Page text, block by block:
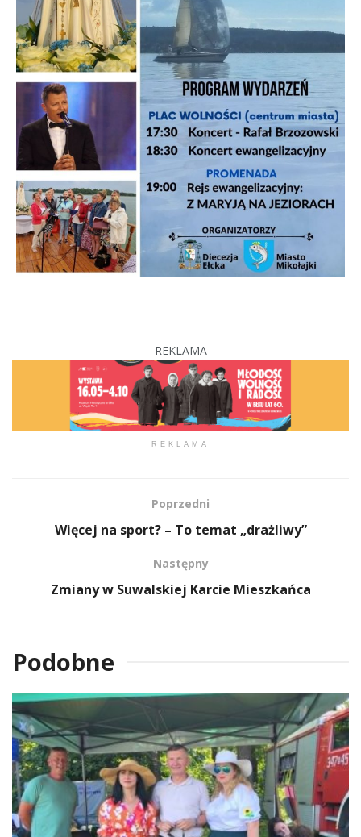
REKLAMA
REKLAMA
Poprzedni
Więcej na sport? – To temat „drażliwy”
Następny
Zmiany w Suwalskiej Karcie Mieszkańca
Podobne